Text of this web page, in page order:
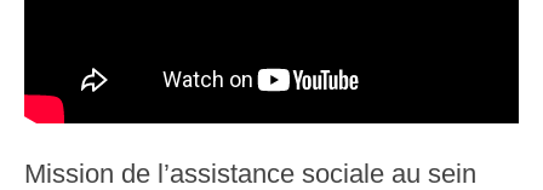
Mission de l’assistance sociale au sein